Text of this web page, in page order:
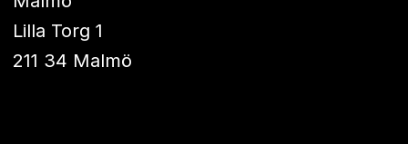
Lilla Torg 1
211 34 Malmö